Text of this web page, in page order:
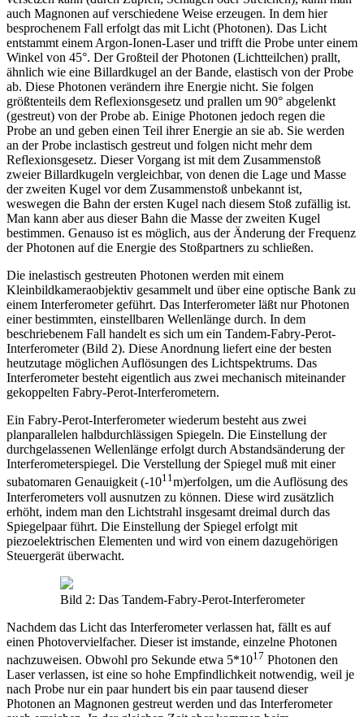
auch Magnonen auf verschiedene Weise erzeugen. In dem hier
besprochenem Fall erfolgt das mit Licht (Photonen). Das Licht
entstammt einem Argon-Ionen-Laser und trifft die Probe unter einem
Winkel von 45°. Der Großteil der Photonen (Lichtteilchen) prallt,
ähnlich wie eine Billardkugel an der Bande, elastisch von der Probe
ab. Diese Photonen verändern ihre Energie nicht. Sie folgen
größtenteils dem Reflexionsgesetz und prallen um 90° abgelenkt
(gestreut) von der Probe ab. Einige Photonen jedoch regen die
Probe an und geben einen Teil ihrer Energie an sie ab. Sie werden
an der Probe inclastisch gestreut und folgen nicht mehr dem
Reflexionsgesetz. Dieser Vorgang ist mit dem Zusammenstoß
zweier Billardkugeln vergleichbar, von denen die Lage und Masse
der zweiten Kugel vor dem Zusammenstoß unbekannt ist,
weswegen die Bahn der ersten Kugel nach diesem Stoß zufällig ist.
Man kann aber aus dieser Bahn die Masse der zweiten Kugel
bestimmen. Genauso ist es möglich, aus der Änderung der Frequenz
der Photonen auf die Energie des Stoßpartners zu schließen.
Die inelastisch gestreuten Photonen werden mit einem
Kleinbildkameraobjektiv gesammelt und über eine optische Bank zu
einem Interferometer geführt. Das Interferometer läßt nur Photonen
einer bestimmten, einstellbaren Wellenlänge durch. In dem
beschriebenem Fall handelt es sich um ein Tandem-Fabry-Perot-
Interferometer (Bild 2). Diese Anordnung liefert eine der besten
heutzutage möglichen Auflösungen des Lichtspektrums. Das
Interferometer besteht eigentlich aus zwei mechanisch miteinander
gekoppelten Fabry-Perot-Interferometern.
Ein Fabry-Perot-Interferometer wiederum besteht aus zwei
planparallelen halbdurchlässigen Spiegeln. Die Einstellung der
durchgelassenen Wellenlänge erfolgt durch Abstandsänderung der
Interferometerspiegel. Die Verstellung der Spiegel muß mit einer
subatomaren Genauigkeit (-1011m)erfolgen, um die Auflösung des
Interferometers voll ausnutzen zu können. Diese wird zusätzlich
erhöht, indem man den Lichtstrahl insgesamt dreimal durch das
Spiegelpaar führt. Die Einstellung der Spiegel erfolgt mit
piezoelektrischen Elementen und wird von einem dazugehörigen
Steuergerät überwacht.
Bild 2: Das Tandem-Fabry-Perot-Interferometer
Nachdem das Licht das Interferometer verlassen hat, fällt es auf
einen Photovervielfacher. Dieser ist imstande, einzelne Photonen
nachzuweisen. Obwohl pro Sekunde etwa 5*1017 Photonen den
Laser verlassen, ist eine so hohe Empfindlichkeit notwendig, weil je
nach Probe nur ein paar hundert bis ein paar tausend dieser
Photonen an Magnonen gestreut werden und das Interferometer